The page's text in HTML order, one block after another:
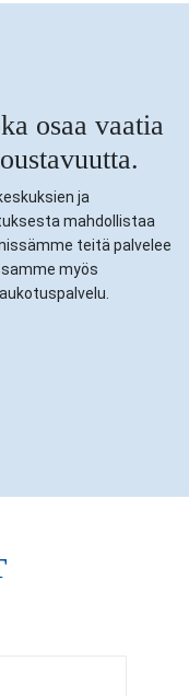
osaa vaatia
ja
mahdollistaa
teitä palvelee
myös